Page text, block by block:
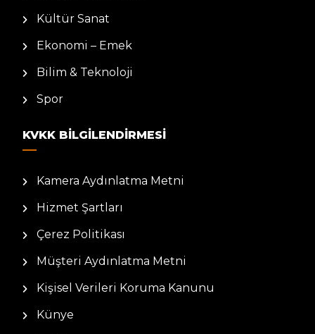
Kültür Sanat
Ekonomi – Emek
Bilim & Teknoloji
Spor
KVKK BILGILENDIRMESI
Kamera Aydınlatma Metni
Hizmet Şartları
Çerez Politikası
Müşteri Aydınlatma Metni
Kişisel Verileri Koruma Kanunu
Künye